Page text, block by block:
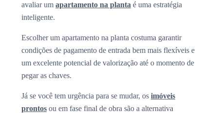
avaliar um apartamento na planta é uma estratégia
inteligente.
Escolher um apartamento na planta costuma garantir
condições de pagamento de entrada bem mais flexíveis e
um excelente potencial de valorização até o momento de
pegar as chaves.
Já se você tem urgência para se mudar, os imóveis
prontos ou em fase final de obra são a alternativa